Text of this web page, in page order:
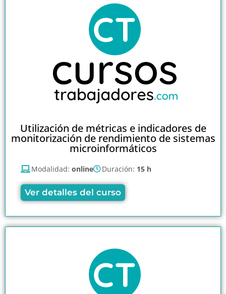
Utilización de métricas e indicadores de
monitorización de rendimiento de sistemas
microinformáticos
Modalidad: online Duración: 15 h
Ver detalles del curso